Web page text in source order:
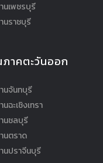
นเพชรบุรี
นราชบุรี
ภาคตะวันออก
นจันทบุรี
นฉะเชิงเทรา
นชลบุรี
นตราด
นปราจีนบุรี